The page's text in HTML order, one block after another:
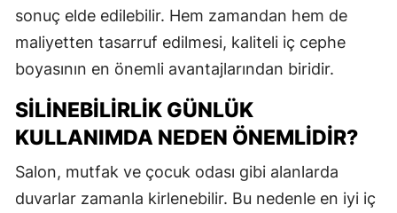
sonuç elde edilebilir. Hem zamandan hem de
maliyetten tasarruf edilmesi, kaliteli iç cephe
boyasının en önemli avantajlarından biridir.
SILINEBILIRLIK GÜNLÜK
KULLANIMDA NEDEN ÖNEMLIDIR?
Salon, mutfak ve çocuk odası gibi alanlarda
duvarlar zamanla kirlenebilir. Bu nedenle en iyi iç